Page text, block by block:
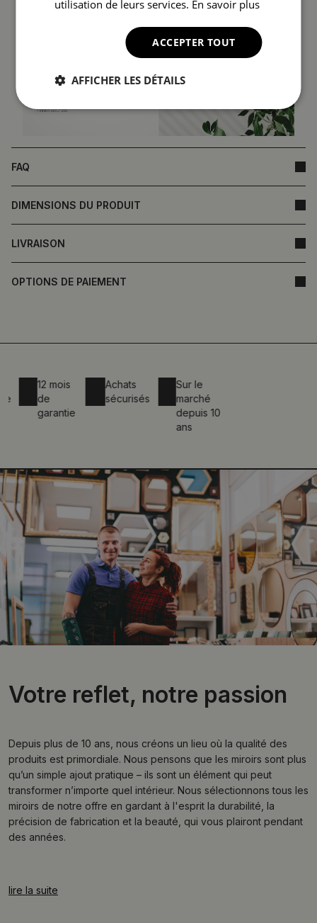
FAQ
DIMENSIONS DU PRODUIT
LIVRAISON
OPTIONS DE PAIEMENT
12 mois
garantie
Achats
sécurisés
Sur le
marché
depuis 10
Votre reflet, notre passion
Depuis plus de 10 ans, nous créons un lieu où la qualité des
produits est primordiale. Nous pensons que les miroirs sont plus
qu’un simple ajout pratique – ils sont un élément qui peut
transformer n’importe quel intérieur. Nous sélectionnons tous les
miroirs de notre offre en gardant à l'esprit la durabilité, la
précision de fabrication et la beauté, qui vous plairont pendant
des années.
lire la suite
utilisation de leurs services. En savoir plus
ACCEPTER TOUT
AFFICHER LES DÉTAILS